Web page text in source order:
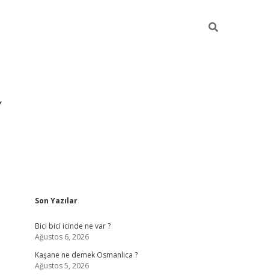
Sidebar
Son Yazılar
Bici bici icinde ne var ?
Ağustos 6, 2026
Kaşane ne demek Osmanlıca ?
Ağustos 5, 2026